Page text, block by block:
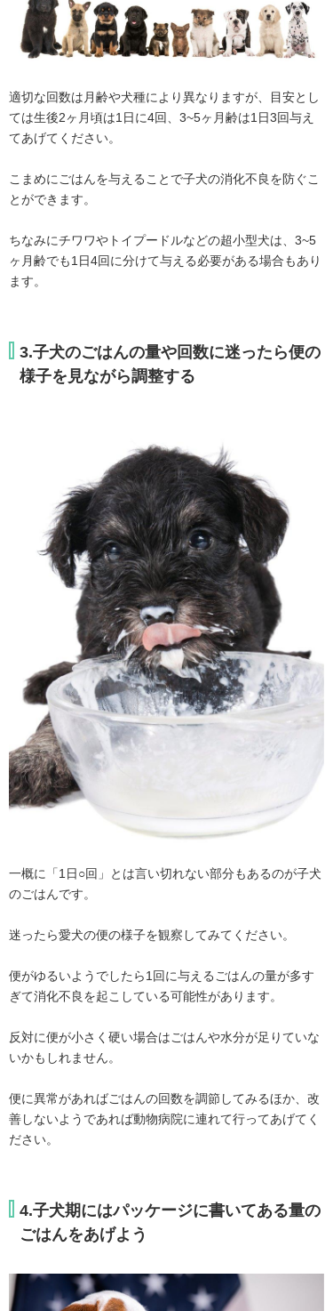
適切な回数は月齢や犬種により異なりますが、目安とし
ては生後2ヶ月頃は1日に4回、3~5ヶ月齢は1日3回与え
てあげてください。
こまめにごはんを与えることで子犬の消化不良を防ぐこ
とができます。
ちなみにチワワやトイプードルなどの超小型犬は、3~5
ヶ月齢でも1日4回に分けて与える必要がある場合もあり
ます。
3.子犬のごはんの量や回数に迷ったら便の
様子を見ながら調整する
一概に「1日○回」とは言い切れない部分もあるのが子犬
のごはんです。
迷ったら愛犬の便の様子を観察してみてください。
便がゆるいようでしたら1回に与えるごはんの量が多す
ぎて消化不良を起こしている可能性があります。
反対に便が小さく硬い場合はごはんや水分が足りていな
いかもしれません。
便に異常があればごはんの回数を調節してみるほか、改
善しないようであれば動物病院に連れて行ってあげてく
ださい。
4.子犬期にはパッケージに書いてある量の
ごはんをあげよう